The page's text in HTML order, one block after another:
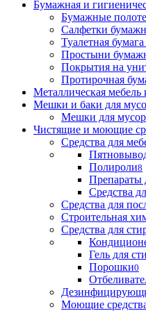
Бумажная и
Бумажные
Салфетки
Туалетная бумага
Простыни
Покрытия на
Протирочная
Металлическая мебель
Мешки и баки для
Мешки для
Чистящие и моющие
Средства для
Полироли8
Препараты
Средства
Средства для
Строительная
Средства для
Гель для
Порошки0
Моющие